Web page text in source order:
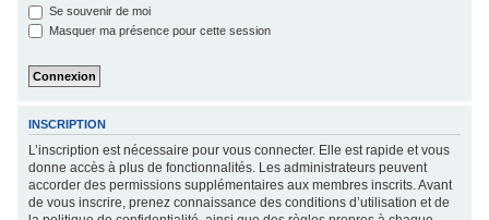
Se souvenir de moi
Masquer ma présence pour cette session
INSCRIPTION
L’inscription est nécessaire pour vous connecter. Elle est rapide et vous
donne accès à plus de fonctionnalités. Les administrateurs peuvent
accorder des permissions supplémentaires aux membres inscrits. Avant
de vous inscrire, prenez connaissance des conditions d’utilisation et de